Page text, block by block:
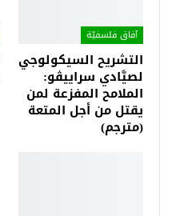
آفاق فلسفيّة‎
التشريح السيكولوجي
لصيَّادي سراييڤو:
الملامح المفزعة لمن
يقتل من أجل المتعة
(مترجم)